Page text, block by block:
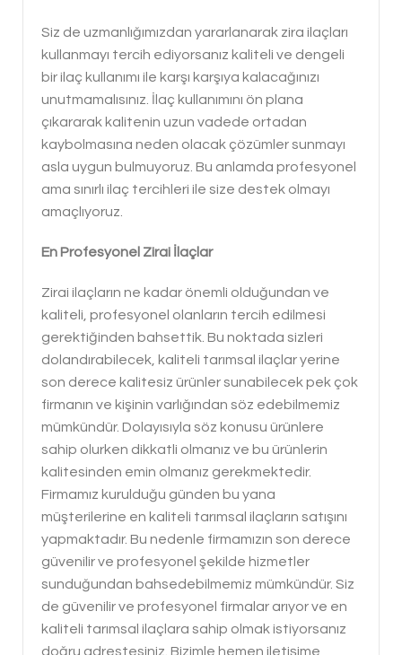
Siz de uzmanlığımızdan yararlanarak zira ilaçları
kullanmayı tercih ediyorsanız kaliteli ve dengeli
bir ilaç kullanımı ile karşı karşıya kalacağınızı
unutmamalısınız. İlaç kullanımını ön plana
çıkararak kalitenin uzun vadede ortadan
kaybolmasına neden olacak çözümler sunmayı
asla uygun bulmuyoruz. Bu anlamda profesyonel
ama sınırlı ilaç tercihleri ile size destek olmayı
amaçlıyoruz.
En Profesyonel Zirai İlaçlar
Zirai ilaçların ne kadar önemli olduğundan ve
kaliteli, profesyonel olanların tercih edilmesi
gerektiğinden bahsettik. Bu noktada sizleri
dolandırabilecek, kaliteli tarımsal ilaçlar yerine
son derece kalitesiz ürünler sunabilecek pek çok
firmanın ve kişinin varlığından söz edebilmemiz
mümkündür. Dolayısıyla söz konusu ürünlere
sahip olurken dikkatli olmanız ve bu ürünlerin
kalitesinden emin olmanız gerekmektedir.
Firmamız kurulduğu günden bu yana
müşterilerine en kaliteli tarımsal ilaçların satışını
yapmaktadır. Bu nedenle firmamızın son derece
güvenilir ve profesyonel şekilde hizmetler
sunduğundan bahsedebilmemiz mümkündür. Siz
de güvenilir ve profesyonel firmalar arıyor ve en
kaliteli tarımsal ilaçlara sahip olmak istiyorsanız
doğru adrestesiniz. Bizimle hemen iletişime